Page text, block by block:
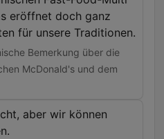
eröffnet doch ganz
für unsere Traditionen.
Bemerkung über die
McDonald's und dem
aber wir können